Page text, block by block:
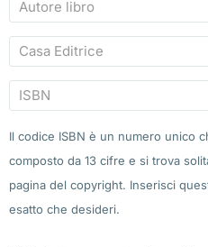
Il codice ISBN è un numero unico
composto da 13 cifre e si trova
pagina del copyright. Inserisci
esatto che desideri.